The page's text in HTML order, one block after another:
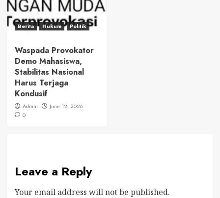
Berita Hukum Politik
Waspada Provokator
Demo Mahasiswa,
Stabilitas Nasional
Harus Terjaga
Kondusif
Admin
June 12, 2026
0
Leave a Reply
Your email address will not be published.